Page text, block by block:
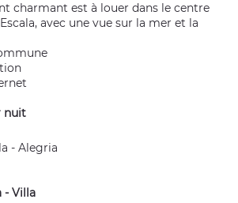
charmant est à louer dans le centre
avec une vue sur la mer et la
nuit
- Villa